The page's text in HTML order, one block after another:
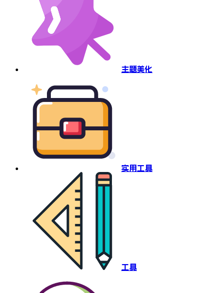
主题美化
实用工具
工具